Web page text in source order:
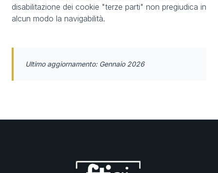
disabilitazione dei cookie "terze parti" non pregiudica in
alcun modo la navigabilità.
Ultimo aggiornamento: Gennaio 2026